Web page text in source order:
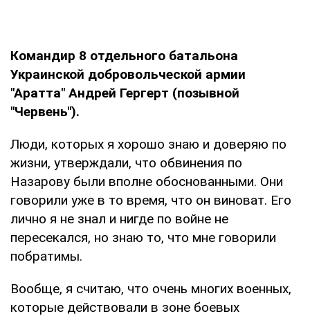
Командир 8 отдельного батальона
Украинской добровольческой армии
"Аратта" Андрей Гергерт (позывной
"Червень").
Люди, которых я хорошо знаю и доверяю по
жизни, утверждали, что обвинения по
Назарову были вполне обоснованными. Они
говорили уже в то время, что он виноват. Его
лично я не знал и нигде по войне не
пересекался, но знаю то, что мне говорили
побратимы.
Вообще, я считаю, что очень многих военных,
которые действовали в зоне боевых